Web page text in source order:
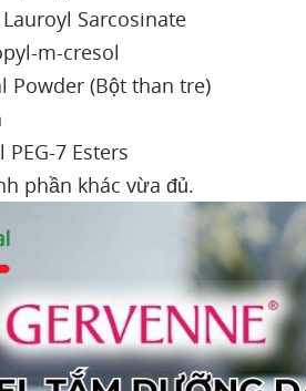
Sarcosinate
m-cresol
Powder (Bột than tre)
7 Esters
phần khác vừa đủ.